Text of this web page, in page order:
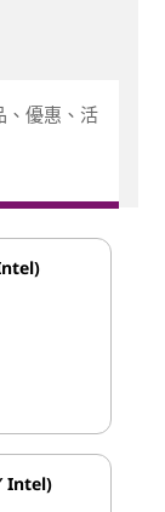
、優惠、活
Intel)